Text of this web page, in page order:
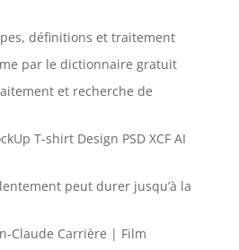
définitions et traitement
par le dictionnaire gratuit
et recherche de
T-shirt Design PSD XCF AI
peut durer jusqu’à la
Claude Carrière | Film